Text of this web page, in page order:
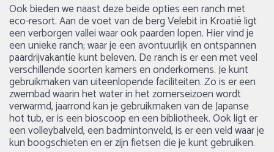
Ook bieden we naast deze beide opties een ranch met
eco-resort. Aan de voet van de berg Velebit in Kroatië ligt
een verborgen vallei waar ook paarden lopen. Hier vind je
een unieke ranch; waar je een avontuurlijk en ontspannen
paardrijvakantie kunt beleven. De ranch is er een met veel
verschillende soorten kamers en onderkomens. Je kunt
gebruikmaken van uiteenlopende faciliteiten. Zo is er een
zwembad waarin het water in het zomerseizoen wordt
verwarmd, jaarrond kan je gebruikmaken van de Japanse
hot tub, er is een bioscoop en een bibliotheek. Ook ligt er
een volleybalveld, een badmintonveld, is er een veld waar je
kun boogschieten en er zijn fietsen die je kunt gebruiken.